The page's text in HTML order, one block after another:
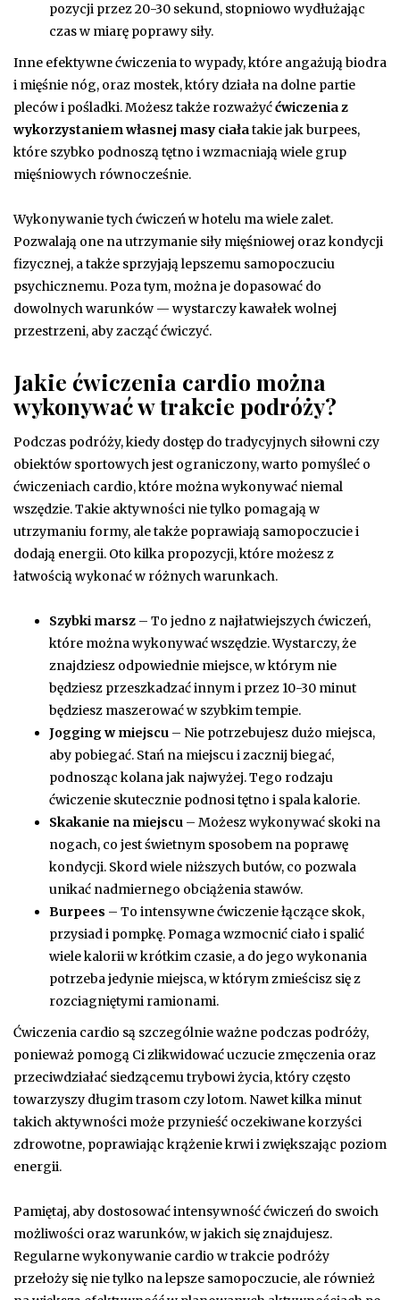
pozycji przez 20-30 sekund, stopniowo wydłużając
czas w miarę poprawy siły.
Inne efektywne ćwiczenia to wypady, które angażują biodra
i mięśnie nóg, oraz mostek, który działa na dolne partie
pleców i pośladki. Możesz także rozważyććwiczenia z
wykorzystaniem własnej masy ciałatakie jak burpees,
które szybko podnoszą tętno i wzmacniają wiele grup
mięśniowych równocześnie.
Wykonywanie tych ćwiczeń w hotelu ma wiele zalet.
Pozwalają one na utrzymanie siły mięśniowej oraz kondycji
fizycznej, a także sprzyjają lepszemu samopoczuciu
psychicznemu. Poza tym, można je dopasować do
dowolnych warunków — wystarczy kawałek wolnej
przestrzeni, aby zacząć ćwiczyć.
Jakie ćwiczenia cardio można
wykonywać w trakcie podróży?
Podczas podróży, kiedy dostęp do tradycyjnych siłowni czy
obiektów sportowych jest ograniczony, warto pomyśleć o
ćwiczeniach cardio, które można wykonywać niemal
wszędzie. Takie aktywności nie tylko pomagają w
utrzymaniu formy, ale także poprawiają samopoczucie i
dodają energii. Oto kilka propozycji, które możesz z
łatwością wykonać w różnych warunkach.
Szybki marsz – To jedno z najłatwiejszych ćwiczeń,
które można wykonywać wszędzie. Wystarczy, że
znajdziesz odpowiednie miejsce, w którym nie
będziesz przeszkadzać innym i przez 10-30 minut
będziesz maszerować w szybkim tempie.
Jogging w miejscu – Nie potrzebujesz dużo miejsca,
aby pobiegać. Stań na miejscu i zacznij biegać,
podnosząc kolana jak najwyżej. Tego rodzaju
ćwiczenie skutecznie podnosi tętno i spala kalorie.
Skakanie na miejscu – Możesz wykonywać skoki na
nogach, co jest świetnym sposobem na poprawę
kondycji. Skord wiele niższych butów, co pozwala
unikać nadmiernego obciążenia stawów.
Burpees – To intensywne ćwiczenie łączące skok,
przysiad i pompkę. Pomaga wzmocnić ciało i spalić
wiele kalorii w krótkim czasie, a do jego wykonania
potrzeba jedynie miejsca, w którym zmieścisz się z
rozciagniętymi ramionami.
Ćwiczenia cardio są szczególnie ważne podczas podróży,
ponieważ pomogą Ci zlikwidować uczucie zmęczenia oraz
przeciwdziałać siedzącemu trybowi życia, który często
towarzyszy długim trasom czy lotom. Nawet kilka minut
takich aktywności może przynieść oczekiwane korzyści
zdrowotne, poprawiając krążenie krwi i zwiększając poziom
energii.
Pamiętaj, aby dostosować intensywność ćwiczeń do swoich
możliwości oraz warunków, w jakich się znajdujesz.
Regularne wykonywanie cardio w trakcie podróży
przełoży się nie tylko na lepsze samopoczucie, ale również